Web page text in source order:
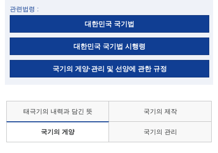
관련법령 :
대한민국 국기법
대한민국 국기법 시행령
국기의 게양·관리 및 선양에 관한 규정
태극기의 내력과 담긴 뜻 국기의 제작
국기의 게양 국기의 관리